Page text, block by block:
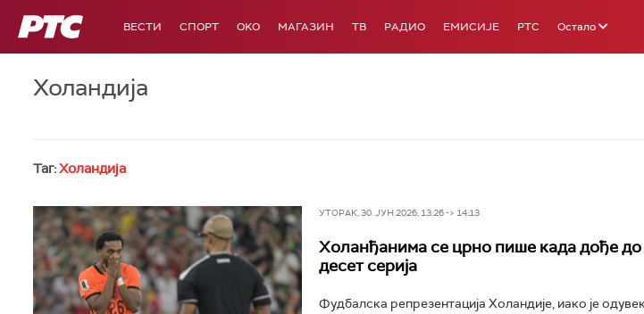
РТС ВЕСТИ СПОРТ OKO МАГАЗИН ТВ РАДИО ЕМИСИЈЕ РТС Остало
Холандија
Таг:Холандија
УТОРАК, 30. ЈУН 2026, 13:26 -> 14:13
Холанђанима се црно пише када дође
десет серија
Фудбалска репрезентација Холандије, иако је